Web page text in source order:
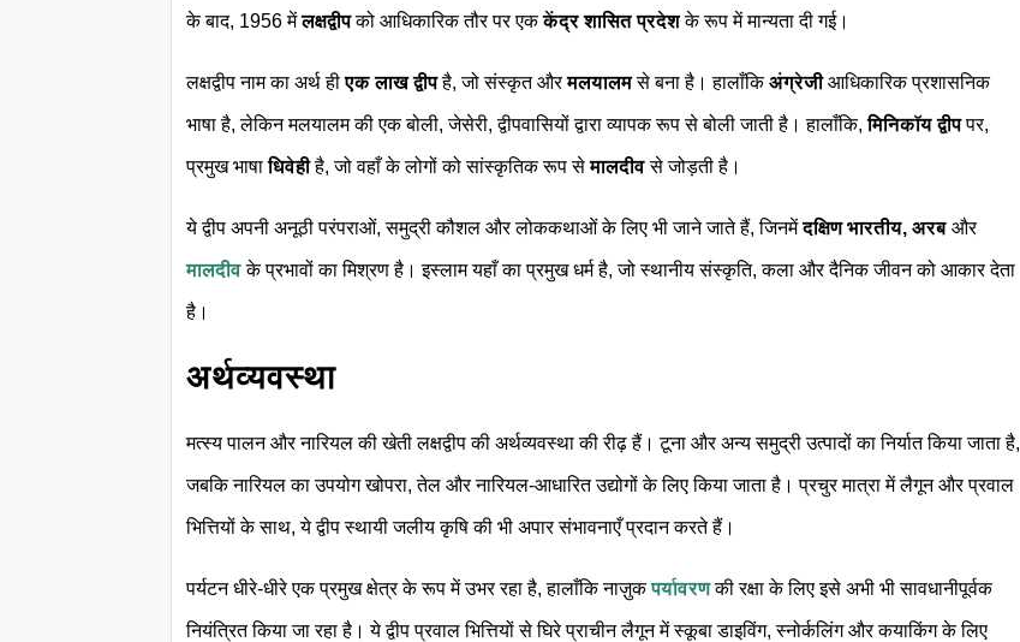
के बाद, 1956 मेंलक्षद्वीपको आधिकारिक तौर पर एककेंद्र शासित प्रदेशके रूप में मान्यता दी गई।
लक्षद्वीप नाम का अर्थ हीएक लाख द्वीपहै, जो संस्कृत औरमलयालमसे बना है। हालाँकिअंग्रेजीआधिकारिक प्रशासनिक
भाषा है, लेकिन मलयालम की एक बोली, जेसेरी, द्वीपवासियों द्वारा व्यापक रूप से बोली जाती है। हालाँकि,मिनिकॉय द्वीपपर,
प्रमुख भाषाधिवेहीहै, जो वहाँ के लोगों को सांस्कृतिक रूप सेमालदीवसे जोड़ती है।
ये द्वीप अपनी अनूठी परंपराओं, समुद्री कौशल और लोककथाओं के लिए भी जाने जाते हैं, जिनमेंदक्षिण भारतीय, अरब और
मालदीवके प्रभावों का मिश्रण है। इस्लाम यहाँ का प्रमुख धर्म है, जो स्थानीय संस्कृति, कला और दैनिक जीवन को आकार देता
है।
अर्थव्यवस्था
मत्स्य पालन और नारियल की खेती लक्षद्वीप की अर्थव्यवस्था की रीढ़ हैं। टूना और अन्य समुद्री उत्पादों का निर्यात किया जाता है,
जबकि नारियल का उपयोग खोपरा, तेल और नारियल-आधारित उद्योगों के लिए किया जाता है। प्रचुर मात्रा में लैगून और प्रवाल
भित्तियों के साथ, ये द्वीप स्थायी जलीय कृषि की भी अपार संभावनाएँ प्रदान करते हैं।
पर्यटन धीरे-धीरे एक प्रमुख क्षेत्र के रूप में उभर रहा है, हालाँकि नाज़ुकपर्यावरणकी रक्षा के लिए इसे अभी भी सावधानीपूर्वक
नियंत्रित किया जा रहा है। ये द्वीप प्रवाल भित्तियों से घिरे प्राचीन लैगून में स्कूबा डाइविंग, स्नोर्कलिंग और कयाकिंग के लिए